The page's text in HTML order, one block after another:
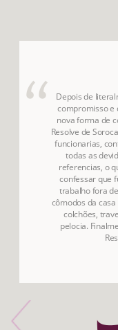
Depois de
compromisso e
nova forma de
Resolve de
funcionarias,
todas as
referencias, o
confessar que
trabalho fora
cômodos da
colchões,
pelocia.